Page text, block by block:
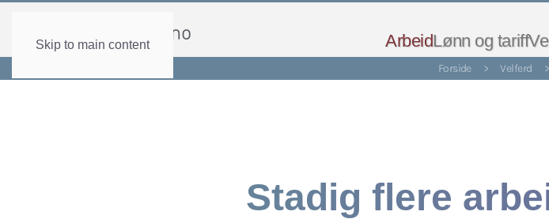
Skip to main content ArbeidLønn og tariff
Forside > Velferd >
Stadig flere